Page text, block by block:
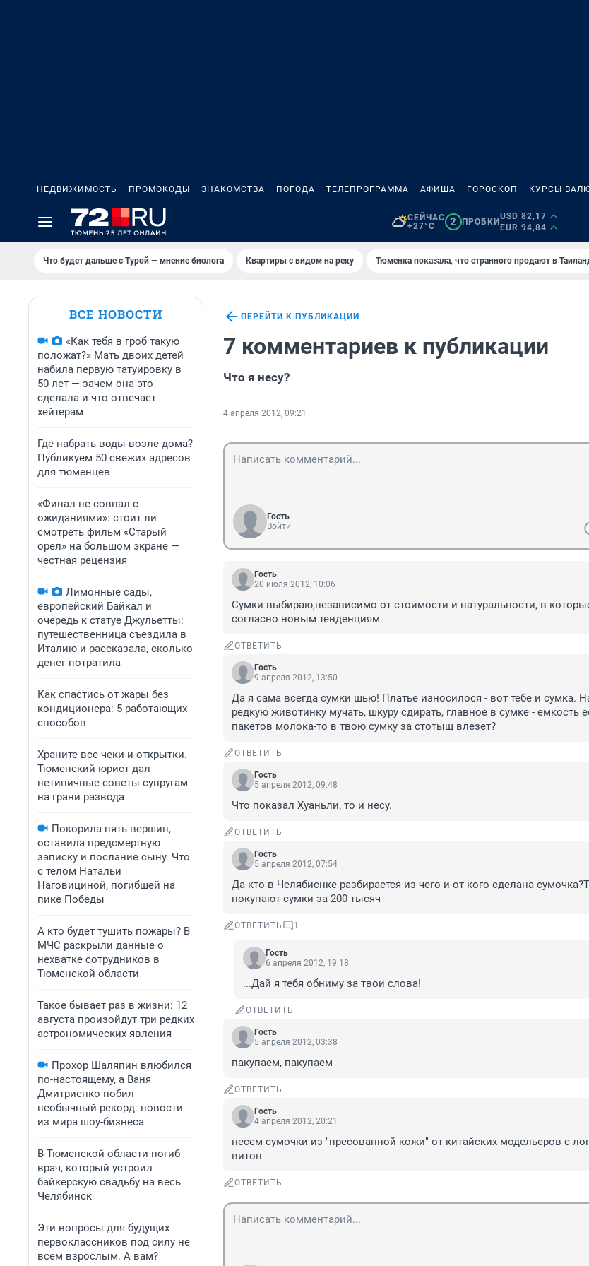
НЕДВИЖИМОСТЬ ПРОМОКОДЫ ЗНАКОМСТВА ПОГОДА ТЕЛЕПРОГРАММА АФИША ГОРОСКОП КУРСЫ
СЕЙЧАС
+27°C
2 ПРОБКИ
USD 82,17
EUR 94,84
Что будет дальше с Турой — мнение биолога Квартиры с видом на реку Тюменка показала, что странного продают в
ВСЕ НОВОСТИ
«Как тебя в гроб такую
положат?» Мать двоих детей
набила первую татуировку в
50 лет — зачем она это
сделала и что отвечает
хейтерам
Где набрать воды возле дома?
Публикуем 50 свежих адресов
для тюменцев
«Финал не совпал с
ожиданиями»: стоит ли
смотреть фильм «Старый
орел» на большом экране —
честная рецензия
Лимонные сады,
европейский Байкал и
очередь к статуе Джульетты:
путешественница съездила в
Италию и рассказала, сколько
денег потратила
Как спастись от жары без
кондиционера: 5 работающих
способов
Храните все чеки и открытки.
Тюменский юрист дал
нетипичные советы супругам
на грани развода
Покорила пять вершин,
оставила предсмертную
записку и послание сыну. Что
с телом Натальи
Наговициной, погибшей на
пике Победы
А кто будет тушить пожары? В
МЧС раскрыли данные о
нехватке сотрудников в
Тюменской области
Такое бывает раз в жизни: 12
августа произойдут три редких
астрономических явления
Прохор Шаляпин влюбился
по-настоящему, а Ваня
Дмитриенко побил
необычный рекорд: новости
из мира шоу-бизнеса
В Тюменской области погиб
врач, который устроил
байкерскую свадьбу на весь
Челябинск
Эти вопросы для будущих
первоклассников под силу не
всем взрослым. А вам?
ПЕРЕЙТИ К ПУБЛИКАЦИИ
7 комментариев к публикации
Что я несу?
4 апреля 2012, 09:21
Гость
Войти
Гость
20 июля 2012, 10:06
Сумки выбираю,независимо от стоимости и натуральности, в
согласно новым тенденциям.
ОТВЕТИТЬ
Гость
9 апреля 2012, 13:50
Да я сама всегда сумки шью! Платье износилося - вот тебе и сумка.
редкую животинку мучать, шкуру сдирать, главное в сумке - емкость
пакетов молока-то в твою сумку за стотыщ влезет?
ОТВЕТИТЬ
Гость
5 апреля 2012, 09:48
Что показал Хуаньли, то и несу.
ОТВЕТИТЬ
Гость
5 апреля 2012, 07:54
Да кто в Челябиснке разбирается из чего и от кого сделана
покупают сумки за 200 тысяч
ОТВЕТИТЬ 1
Гость
6 апреля 2012, 19:18
...Дай я тебя обниму за твои слова!
ОТВЕТИТЬ
Гость
5 апреля 2012, 03:38
пакупаем, пакупаем
ОТВЕТИТЬ
Гость
4 апреля 2012, 20:21
несем сумочки из "пресованной кожи" от китайских модельеров с
витон
ОТВЕТИТЬ